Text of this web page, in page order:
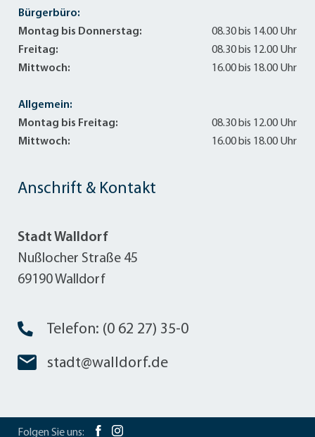
Anschrift & Kontakt
Stadt Walldorf
Nußlocher Straße 45
69190 Walldorf
Telefon: (0 62 27) 35-0
stadt@walldorf.de
Bürgerbüro:
Montag bis Donnerstag:
08.30 bis 14.00 Uhr
Freitag:
08.30 bis 12.00 Uhr
Mittwoch:
16.00 bis 18.00 Uhr
Allgemein:
Montag bis Freitag:
08.30 bis 12.00 Uhr
Mittwoch:
16.00 bis 18.00 Uhr
Folgen Sie uns: